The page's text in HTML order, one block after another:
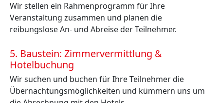
Wir stellen ein Rahmenprogramm für Ihre
Veranstaltung zusammen und planen die
reibungslose An- und Abreise der Teilnehmer.
5. Baustein: Zimmervermittlung &
Hotelbuchung
Wir suchen und buchen für Ihre Teilnehmer die
Übernachtungsmöglichkeiten und kümmern uns um